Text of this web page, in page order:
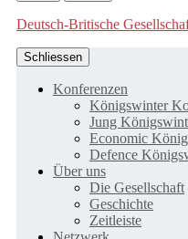
Deutsch-Britische
Schliessen
Konferenzen
Königswinter
Jung
Economic
Defence
Über uns
Die Gesellschaft
Geschichte
Zeitleiste